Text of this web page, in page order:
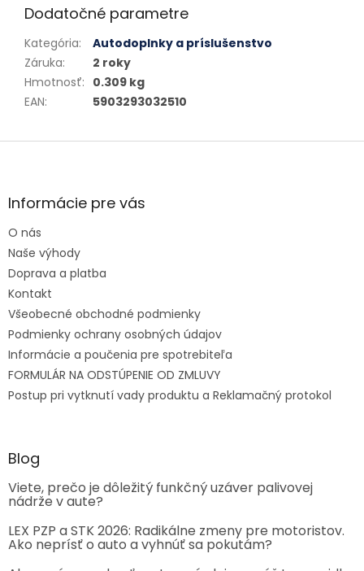
Dodatočné parametre
Kategória:
Autodoplnky a príslušenstvo
Záruka:
2 roky
Hmotnosť: 0.309 kg
EAN: 5903293032510
Zápätie
Informácie pre vás
O nás
Naše výhody
Doprava a platba
Kontakt
Všeobecné obchodné podmienky
Podmienky ochrany osobných údajov
Informácie a poučenia pre spotrebiteľa
FORMULÁR NA ODSTÚPENIE OD ZMLUVY
Postup pri vytknutí vady produktu a Reklamačný protokol
Blog
Viete, prečo je dôležitý funkčný uzáver palivovej
nádrže v aute?
LEX PZP a STK 2026: Radikálne zmeny pre motoristov.
Ako neprísť o auto a vyhnúť sa pokutám?